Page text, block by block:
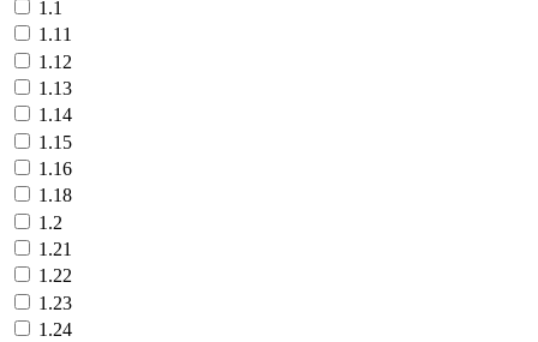
1.1
1.11
1.12
1.13
1.14
1.15
1.16
1.18
1.2
1.21
1.22
1.23
1.24